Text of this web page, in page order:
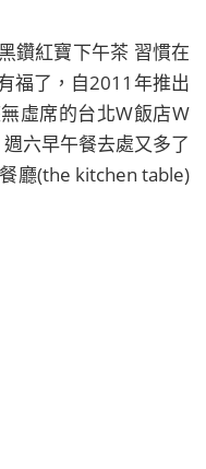
鑽紅寶下午茶 習慣在
福了，自2011年推出
虛席的台北W飯店W
六早午餐去處又多了
廳(the kitchen table)
午茶鹹點 甜點主廚